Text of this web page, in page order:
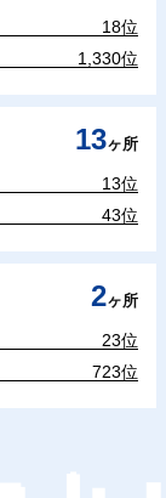
18位
1,330位
13ヶ所
13位
43位
2ヶ所
23位
723位